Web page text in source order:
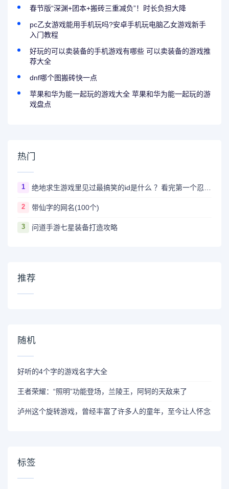
春节版“深渊+团本+搬砖三重减负”！时长负担大降
pc乙女游戏能用手机玩吗?安卓手机玩电脑乙女游戏新手
入门教程
好玩的可以卖装备的手机游戏有哪些 可以卖装备的游戏推
荐大全
dnf哪个图搬砖快一点
苹果和华为能一起玩的游戏大全 苹果和华为能一起玩的游
戏盘点
热门
1
2 带仙字的网名(100个)
3 问道手游七星装备打造攻略
推荐
随机
好听的4个字的游戏名字大全
王者荣耀：“照明”功能登场，兰陵王，阿轲的天敌来了
泸州这个旋转游戏，曾经丰富了许多人的童年，至今让人怀念
标签